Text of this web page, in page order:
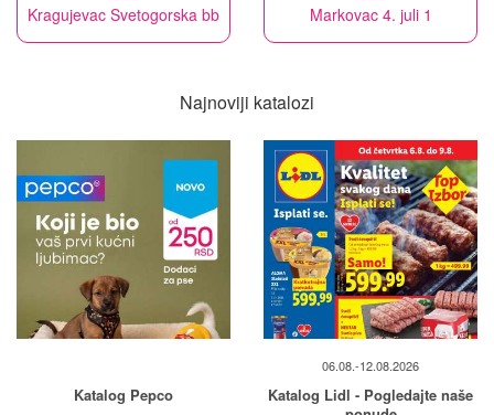
Kragujevac Svetogorska bb
Markovac 4. juli 1
Najnoviji katalozi
Katalog Pepco
06.08.-12.08.2026
Katalog Lidl - Pogledajte naše